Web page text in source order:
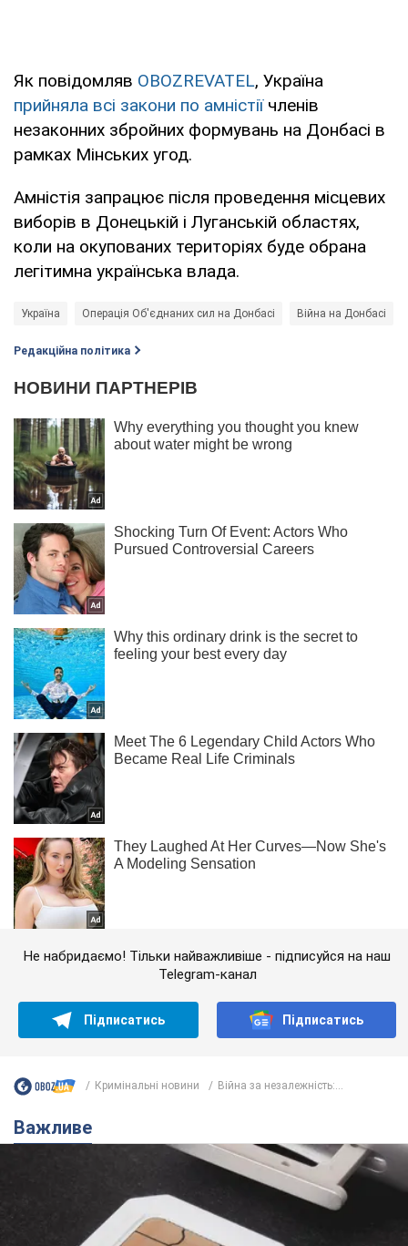
Як повідомляв OBOZREVATEL, Україна
прийняла всі закони по амністіїчленів
незаконних збройних формувань на Донбасі в
рамках Мінських угод.
Амністія запрацює після проведення місцевих
виборів в Донецькій і Луганській областях,
коли на окупованих територіях буде обрана
легітимна українська влада.
Україна Операція Об'єднаних сил на Донбасі Війна на Донбасі
Редакційна політика
Не набридаємо! Тільки найважливіше - підписуйся на наш
Telegram-канал
Підписатись Підписатись
Кримінальні новини Війна за незалежність:...
Важливе